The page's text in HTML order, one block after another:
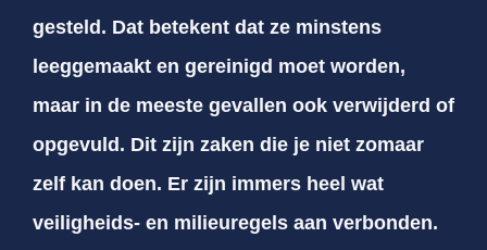
gesteld. Dat betekent dat ze minstens
leeggemaakt en gereinigd moet worden,
maar in de meeste gevallen ook verwijderd of
opgevuld. Dit zijn zaken die je niet zomaar
zelf kan doen. Er zijn immers heel wat
veiligheids- en milieuregels aan verbonden.